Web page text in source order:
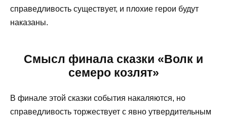
справедливость существует, и плохие герои будут
наказаны.
Смысл финала сказки «Волк и
семеро козлят»
В финале этой сказки события накаляются, но
справедливость торжествует с явно утвердительным